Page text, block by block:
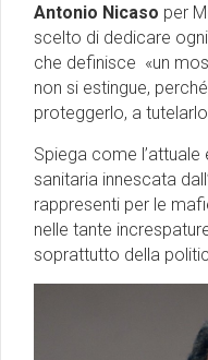
Antonio Nicaso per
scelto di dedicare
che definisce «un
non si estingue,
proteggerlo, a
Spiega come
sanitaria innescata
rappresenti per le
nelle tante
soprattutto della